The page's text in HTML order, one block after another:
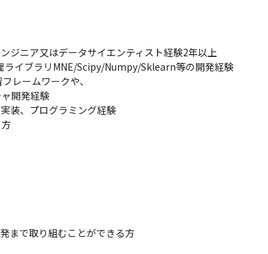
、JIRA、Slackを使用しています
的指標を0～100の数値で表示することで、医師や看護師の
ささや、意識があるときにも自律神経などの影響を受けず
をスタートさせる予定です
して世の中に送り出せるやりがいがあります
疼痛市場（※）における、先端的なサービスに取り組むこと
世界の疼痛管理薬市場は約659億6310万米ドルで、2020
ジニア又はデータサイエンティスト経験2年以上
ライブラリMNE/Scipy/Numpy/Sklearn等の開発経験
レームワークや、
開発経験
装、プログラミング経験
まで取り組むことができる方